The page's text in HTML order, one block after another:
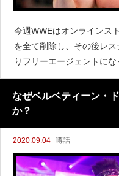
今週WWEはオンラインス
を全て削除し、その後レ
りフリーエージェントに
&hellip;)
なぜベルベティーン・
か？
2020.09.04 噂話